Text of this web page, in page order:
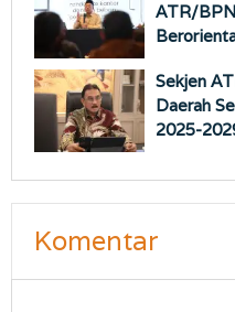
ATR/
Sekjen
Daerah
2025-
Komentar